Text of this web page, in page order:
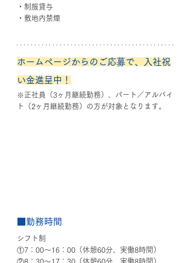
・制服貸与
・敷地内禁煙
ホームページからのご応募で、入社祝
い金進呈中！
※正社員（3ヶ月継続勤務）、パート／アルバイ
ト（2ヶ月継続勤務）の方が対象となります。
■勤務時間
シフト制
①7：00〜16：00（休憩60分、実働8時間）
②8：30〜17：30（休憩60分、実働8時間）